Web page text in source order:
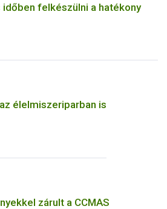
felkészülni a hatékony
élelmiszeriparban is
zárult a CCMAS